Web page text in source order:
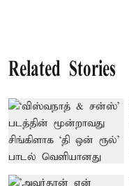
Related Stories